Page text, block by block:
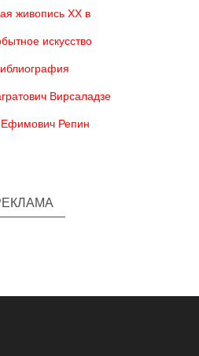
живопись XX в
искусство
Вирсаладзе
Репин